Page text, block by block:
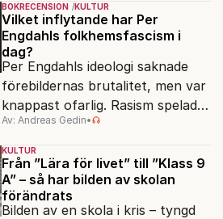
BOKRECENSION KULTUR
Vilket inflytande har Per
Engdahls folkhemsfascism i
dag?
Per Engdahls ideologi saknade
förebildernas brutalitet, men var
knappast ofarlig. Rasism spelades
ned i förmån för "kultur". Känns
det igen?
Av: Andreas Gedin•
KULTUR
Från ”Lära för livet” till ”Klass 9
A” – så har bilden av skolan
förändrats
Bilden av en skola i kris – tyngd